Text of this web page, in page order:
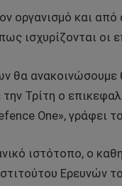
οργανισμό και
ισχυρίζονται οι
θα
Τρίτη ο
One», γράφει
ιστότοπο, ο
Ερευνών